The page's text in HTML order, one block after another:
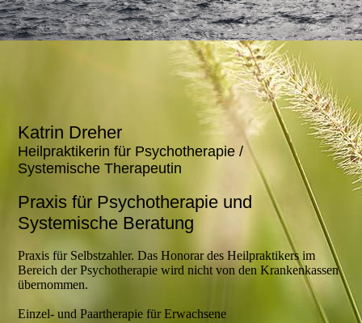
Katrin Dreher
Heilpraktikerin für Psychotherapie /
Systemische Therapeutin
Praxis für Psychotherapie und
Systemische Beratung
Praxis für Selbstzahler. Das Honorar des Heilpraktikers im
Bereich der Psychotherapie wird nicht von den Krankenkassen
übernommen.
Einzel- und Paartherapie für Erwachsene